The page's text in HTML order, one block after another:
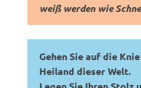
weiß werden wie
Gehen Sie auf die
Heiland dieser Welt.